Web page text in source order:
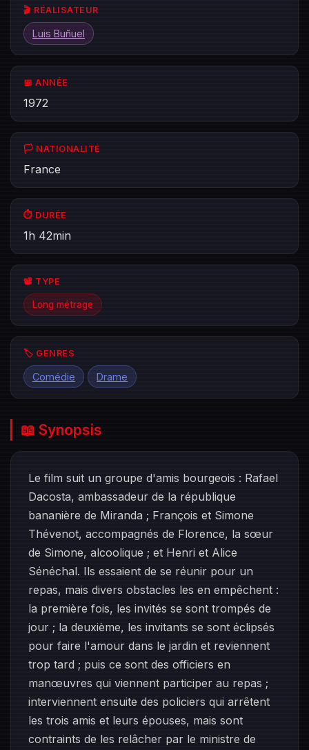
🎬 RÉALISATEUR
Luis Buñuel
📅 ANNÉE
1972
🏳️ NATIONALITÉ
France
⏱️ DURÉE
1h 42min
📽️ TYPE
Long métrage
🏷️ GENRES
Comédie Drame
📖 Synopsis
Le film suit un groupe d'amis bourgeois : Rafael
Dacosta, ambassadeur de la république
bananière de Miranda ; François et Simone
Thévenot, accompagnés de Florence, la sœur
de Simone, alcoolique ; et Henri et Alice
Sénéchal. Ils essaient de se réunir pour un
repas, mais divers obstacles les en empêchent :
la première fois, les invités se sont trompés de
jour ; la deuxième, les invitants se sont éclipsés
pour faire l'amour dans le jardin et reviennent
trop tard ; puis ce sont des officiers en
manœuvres qui viennent participer au repas ;
interviennent ensuite des policiers qui arrêtent
les trois amis et leurs épouses, mais sont
contraints de les relâcher par le ministre de